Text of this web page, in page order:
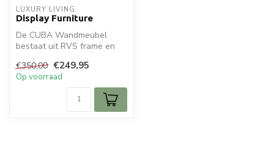
LUXURY LIVING
Display Furniture
De CUBA Wandmeubel
bestaat uit RVS frame en
item voor u...
€350,00 €249,95
Op voorraad